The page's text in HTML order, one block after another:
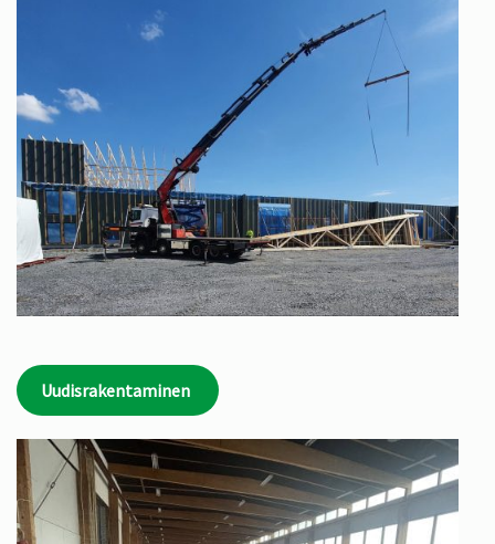
Uudisrakentaminen